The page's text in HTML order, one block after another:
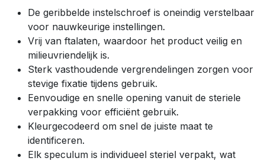
De geribbelde instelschroef is oneindig verstelbaar
voor nauwkeurige instellingen.
Vrij van ftalaten, waardoor het product veilig en
milieuvriendelijk is.
Sterk vasthoudende vergrendelingen zorgen voor
stevige fixatie tijdens gebruik.
Eenvoudige en snelle opening vanuit de steriele
verpakking voor efficiënt gebruik.
Kleurgecodeerd om snel de juiste maat te
identificeren.
Elk speculum is individueel steriel verpakt, wat